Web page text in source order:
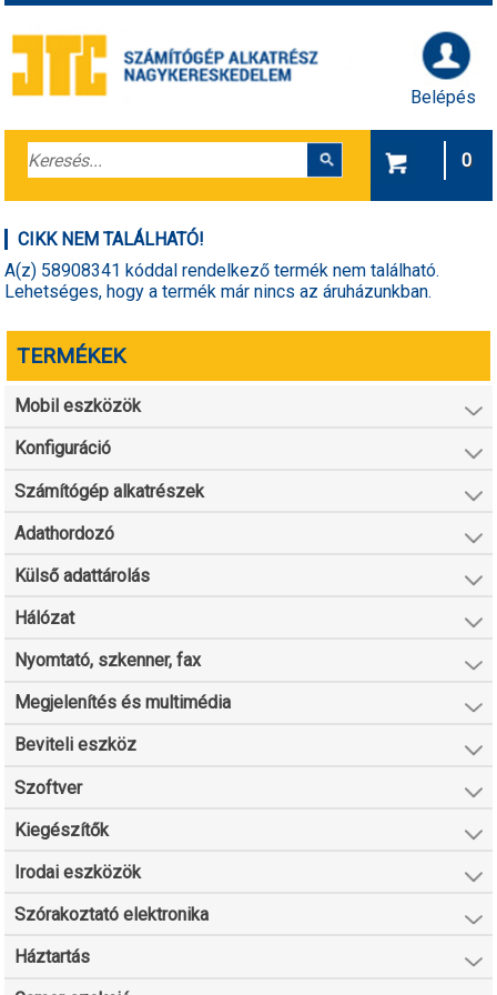
Belépés
0
CIKK NEM TALÁLHATÓ!
A(z) 58908341 kóddal rendelkező termék nem található.
Lehetséges, hogy a termék már nincs az áruházunkban.
TERMÉKEK
Mobil eszközök
Konfiguráció
Számítógép alkatrészek
Adathordozó
Külső adattárolás
Hálózat
Nyomtató, szkenner, fax
Megjelenítés és multimédia
Beviteli eszköz
Szoftver
Kiegészítők
Irodai eszközök
Szórakoztató elektronika
Háztartás